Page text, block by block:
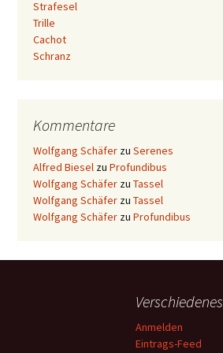
Strafesel
Trille
Cachot
Schranz
Kommentare
Wolfgang Schäfer zu Serenes
Alfred Biesel zu Profundibus
Wolfgang Schäfer zu Tassel
Wolfgang Schäfer zu Tassel
Wolfgang Schäfer zu Profundibus
Verschiedenes
Anmelden
Eintrags-Feed